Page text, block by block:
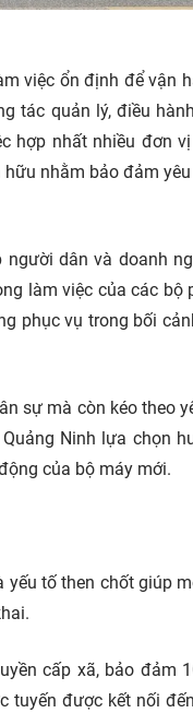
việc ổn định để vận
tác quản lý, điều
hợp nhất nhiều đơn
nhằm bảo đảm
người dân và doanh
làm việc của các bộ
phục vụ trong bối
sự mà còn kéo theo
Ninh lựa chọn
của bộ máy mới.
yếu tố then chốt giúp
cấp xã, bảo đảm
tuyến được kết nối